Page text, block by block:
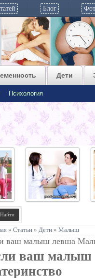
Блог
Психология
Дети
и
М...
» Статьи » Дети » Малыш
ваш малыш левша
ваш